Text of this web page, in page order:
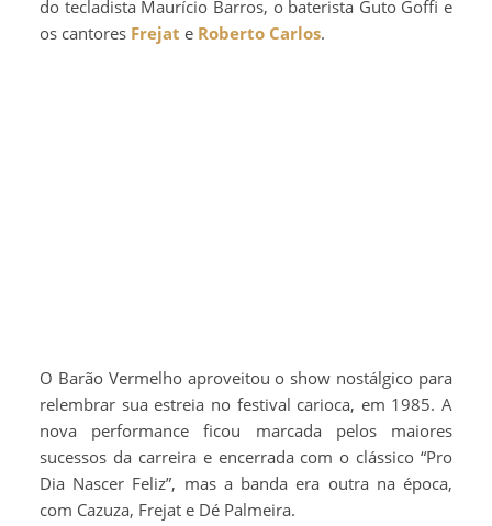
do tecladista Maurício Barros, o baterista Guto Goffi e
os cantores Frejat e Roberto Carlos.
O Barão Vermelho aproveitou o show nostálgico para
relembrar sua estreia no festival carioca, em 1985. A
nova performance ficou marcada pelos maiores
sucessos da carreira e encerrada com o clássico “Pro
Dia Nascer Feliz”, mas a banda era outra na época,
com Cazuza, Frejat e Dé Palmeira.